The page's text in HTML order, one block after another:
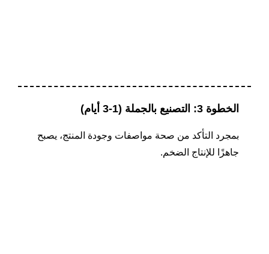
الخطوة 3: التصنيع بالجملة (1-3 أيام)
بمجرد التأكد من صحة مواصفات وجودة المنتج، يصبح
جاهزًا للإنتاج الضخم.